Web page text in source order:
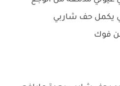
يكمل حف شاربي
فوك